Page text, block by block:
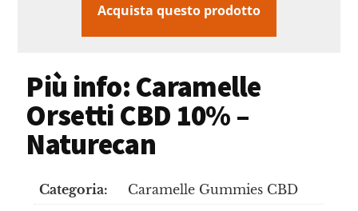
Acquista questo prodotto
Più info: Caramelle
Orsetti CBD 10% –
Naturecan
Categoria:
Caramelle Gummies CBD